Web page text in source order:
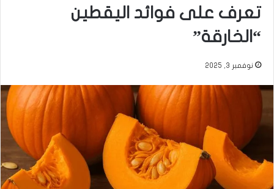
تعرف على فوائد اليقطين
“الخارقة”
نوفمبر 3, 2025